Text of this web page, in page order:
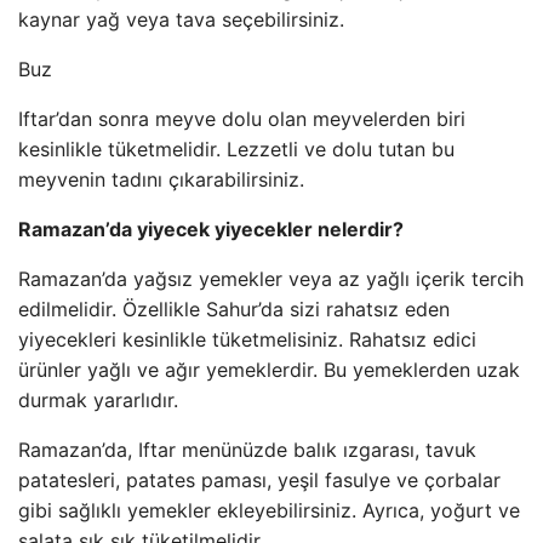
kaynar yağ veya tava seçebilirsiniz.
Buz
Iftar’dan sonra meyve dolu olan meyvelerden biri
kesinlikle tüketmelidir. Lezzetli ve dolu tutan bu
meyvenin tadını çıkarabilirsiniz.
Ramazan’da yiyecek yiyecekler nelerdir?
Ramazan’da yağsız yemekler veya az yağlı içerik tercih
edilmelidir. Özellikle Sahur’da sizi rahatsız eden
yiyecekleri kesinlikle tüketmelisiniz. Rahatsız edici
ürünler yağlı ve ağır yemeklerdir. Bu yemeklerden uzak
durmak yararlıdır.
Ramazan’da, Iftar menünüzde balık ızgarası, tavuk
patatesleri, patates paması, yeşil fasulye ve çorbalar
gibi sağlıklı yemekler ekleyebilirsiniz. Ayrıca, yoğurt ve